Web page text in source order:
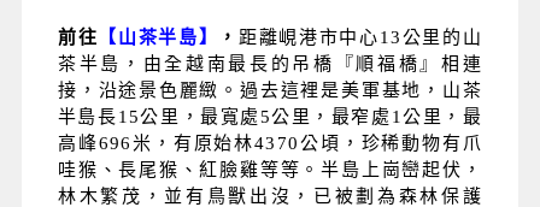
前往 【山茶半島】 ， 距離峴港市中心13公里的山
茶半島，由全越南最長的吊橋『順福橋』相連
接，沿途景色麗緻。過去這裡是美軍基地，山茶
半島長15公里，最寬處5公里，最窄處1公里，最
高峰696米，有原始林4370公頃，珍稀動物有爪
哇猴、長尾猴、紅臉雞等等。半島上崗巒起伏，
林木繁茂，並有鳥獸出沒，已被劃為森林保護